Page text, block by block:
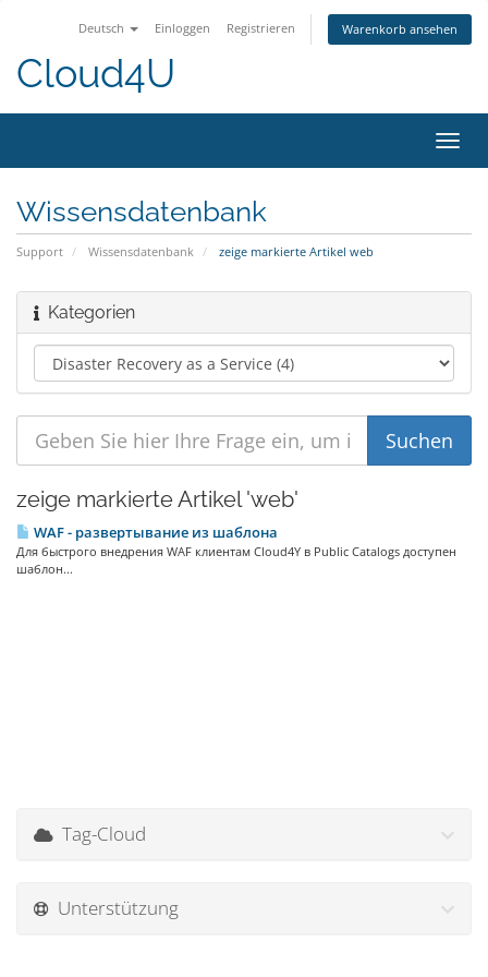
Deutsch Einloggen Registrieren Warenkorb ansehen
Cloud4U
ein-/
Wissensdatenbank
Support Wissensdatenbank zeige markierte Artikel web
Kategorien
zeige markierte Artikel 'web'
WAF - развертывание из шаблона
Для быстрого внедрения WAF клиентам Cloud4Y в Public Catalogs доступен
шаблон...
Tag-Cloud
Unterstützung